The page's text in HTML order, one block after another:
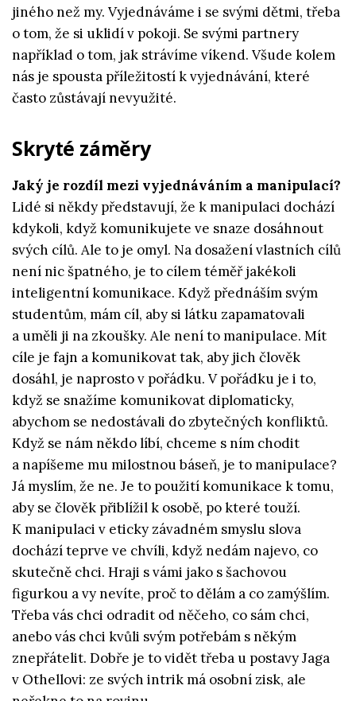
jiného než my. Vyjednáváme i se svými dětmi, třeba
o tom, že si uklidí v pokoji. Se svými partnery
například o tom, jak strávíme víkend. Všude kolem
nás je spousta příležitostí k vyjednávání, které
často zůstávají nevyužité.
Skryté záměry
Jaký je rozdíl mezi vyjednáváním a manipulací?
Lidé si někdy představují, že k manipulaci dochází
kdykoli, když komunikujete ve snaze dosáhnout
svých cílů. Ale to je omyl. Na dosažení vlastních cílů
není nic špatného, je to cílem téměř jakékoli
inteligentní komunikace. Když přednáším svým
studentům, mám cíl, aby si látku zapamatovali
a uměli ji na zkoušky. Ale není to manipulace. Mít
cíle je fajn a komunikovat tak, aby jich člověk
dosáhl, je naprosto v pořádku. V pořádku je i to,
když se snažíme komunikovat diplomaticky,
abychom se nedostávali do zbytečných konfliktů.
Když se nám někdo líbí, chceme s ním chodit
a napíšeme mu milostnou báseň, je to manipulace?
Já myslím, že ne. Je to použití komunikace k tomu,
aby se člověk přiblížil k osobě, po které touží.
K manipulaci v eticky závadném smyslu slova
dochází teprve ve chvíli, když nedám najevo, co
skutečně chci. Hraji s vámi jako s šachovou
figurkou a vy nevíte, proč to dělám a co zamýšlím.
Třeba vás chci odradit od něčeho, co sám chci,
anebo vás chci kvůli svým potřebám s někým
znepřátelit. Dobře je to vidět třeba u postavy Jaga
v Othellovi: ze svých intrik má osobní zisk, ale